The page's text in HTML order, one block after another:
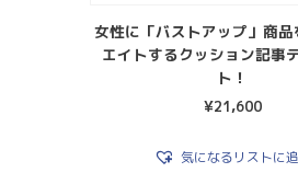
女性に「バストアップ」商品
エイトするクッション記事
ト！
¥21,600
気になるリストに